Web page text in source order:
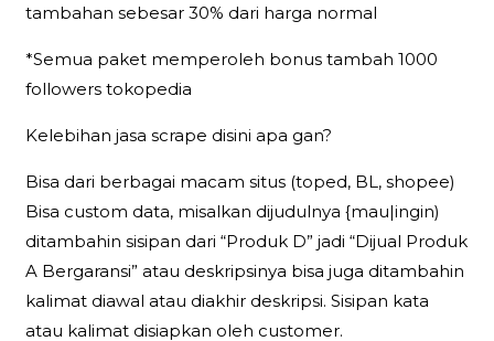
tambahan sebesar 30% dari harga normal
*Semua paket memperoleh bonus tambah 1000
followers tokopedia
Kelebihan jasa scrape disini apa gan?
Bisa dari berbagai macam situs (toped, BL, shopee)
Bisa custom data, misalkan dijudulnya {mau|ingin)
ditambahin sisipan dari “Produk D” jadi “Dijual Produk
A Bergaransi” atau deskripsinya bisa juga ditambahin
kalimat diawal atau diakhir deskripsi. Sisipan kata
atau kalimat disiapkan oleh customer.